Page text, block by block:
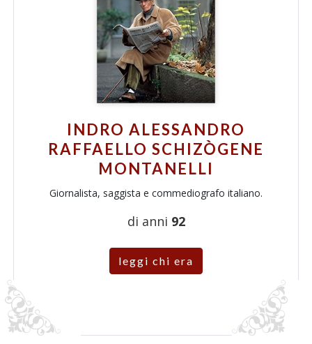
INDRO ALESSANDRO
RAFFAELLO SCHIZÒGENE
MONTANELLI
Giornalista, saggista e commediografo italiano.
di anni 92
leggi chi era